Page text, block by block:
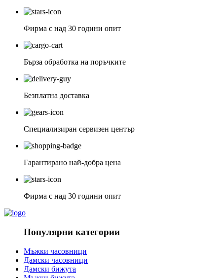
Фирма с над 30 години опит
Бърза обработка на поръчките
Безплатна доставка
Специализиран сервизен център
Гарантирано най-добра цена
Фирма с над 30 години опит
Популярни категории
Мъжки часовници
Дамски часовници
Дамски бижута